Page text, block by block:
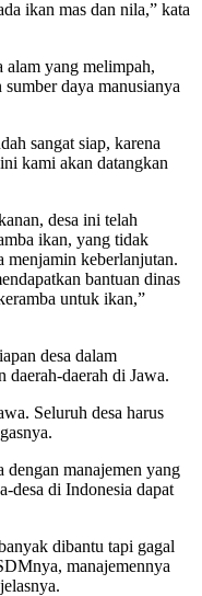
ikan mas dan nila,” kata
alam yang melimpah,
daya manusianya
sangat siap, karena
kami akan datangkan
desa ini telah
ikan, yang tidak
menjamin keberlanjutan.
bantuan dinas
untuk ikan,”
desa dalam
daerah-daerah di Jawa.
Seluruh desa harus
manajemen yang
desa di Indonesia dapat
dibantu tapi gagal
manajemennya